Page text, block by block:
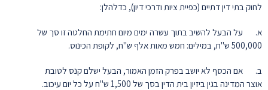
לחוק בתי דין דתיים (כפיית ציות ודרכי דיון), כדלהלן:
א. על הבעל להשיב בתוך עשרה ימים מיום חתימת החלטה זו סך של
500,000 ש"ח, במילים: חמש מאות אלף ש"ח, לקופת הכינוס.
ב. אם הכסף לא יושב בפרק הזמן האמור, הבעל ישלם קנס לטובת
אוצר המדינה בגין ביזיון בית הדין בסך של 1,500 ש"ח על כל יום עיכוב.